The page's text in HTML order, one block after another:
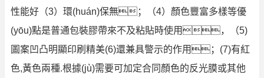
性能好（3）環(huán)保無；（4）顏色豐富多樣等優
(yōu)點是普通包裝膠帶來不及粘貼時使用，（5)
圖案凹凸明顯印刷精美(6)還兼具警示的作用；(7)有紅
色,黃色兩種.根據(jù)需要可加定合同顏色的反光膜或其他